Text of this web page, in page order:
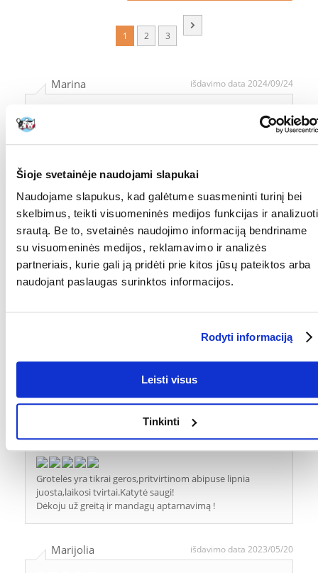
Šioje svetainėje naudojami slapukai
Naudojame slapukus, kad galėtume suasmeninti turinį bei
skelbimus, teikti visuomeninės medijos funkcijas ir analizuoti
srautą. Be to, svetainės naudojimo informaciją bendriname
su visuomeninės medijos, reklamavimo ir analizės
partneriais, kurie gali ją pridėti prie kitos jūsų pateiktos arba
naudojant paslaugas surinktos informacijos.
Rodyti informaciją
Leisti visus
Tinkinti
1 2 3
Marina išdavimo data 2024/09/24
Rasa išdavimo data 2024/08/26
Perku nebe pirmą kartą, šias groteles ,visiems
rekomenduoju!
Labai greitas ir kokybiškas parduotuvės darbas . Sėkmės
Jums
rekomenduoju!
Labai greitas ir kokybiškas parduotuvės darbas . Sėkmės
Grotelės yra tikrai geros,pritvirtinom abipuse lipnia
juosta,laikosi tvirtai.Katytė saugi!
Dėkoju už greitą ir mandagų aptarnavimą !
Marijolia išdavimo data 2023/05/20